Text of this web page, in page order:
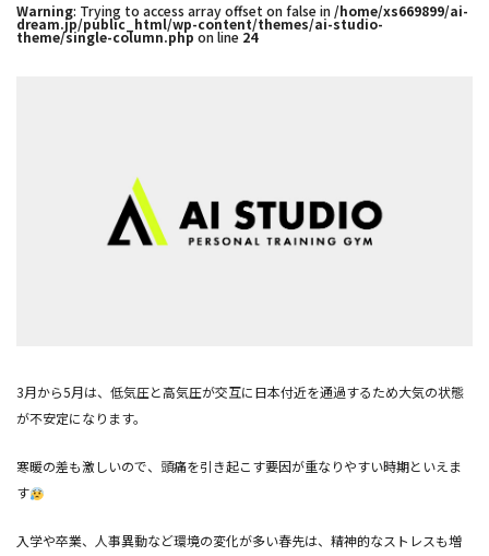
Warning: Trying to access array offset on false in /home/xs669899/ai-
dream.jp/public_html/wp-content/themes/ai-studio-
theme/single-column.php on line 24
3月から5月は、低気圧と高気圧が交互に日本付近を通過するため大気の状態
が不安定になります。
寒暖の差も激しいので、頭痛を引き起こす要因が重なりやすい時期といえま
す
入学や卒業、人事異動など環境の変化が多い春先は、精神的なストレスも増